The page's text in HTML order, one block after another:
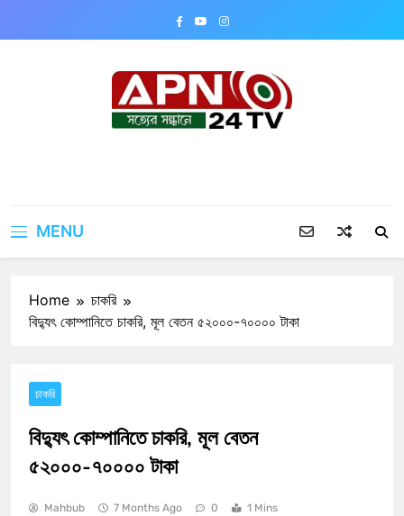
MENU
Home
চাকরি
বিদ্যুৎ কোম্পানিতে চাকরি, মূল বেতন ৫২০০০-৭০০০০ টাকা
চাকরি
বিদ্যুৎ কোম্পানিতে চাকরি, মূল বেতন
৫২০০০-৭০০০০ টাকা
Mahbub 7 Months Ago 0 1 Mins